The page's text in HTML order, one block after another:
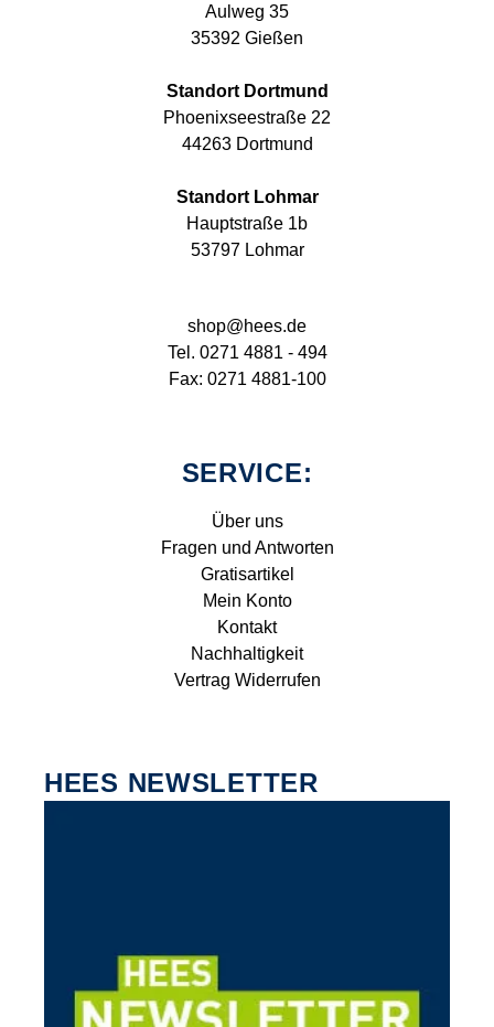
Aulweg 35
35392 Gießen
Standort Dortmund
Phoenixseestraße 22
44263 Dortmund
Standort Lohmar
Hauptstraße 1b
53797 Lohmar
shop@hees.de
Tel. 0271 4881 - 494
Fax: 0271 4881-100
SERVICE:
Über uns
Fragen und Antworten
Gratisartikel
Mein Konto
Kontakt
Nachhaltigkeit
Vertrag Widerrufen
HEES NEWSLETTER